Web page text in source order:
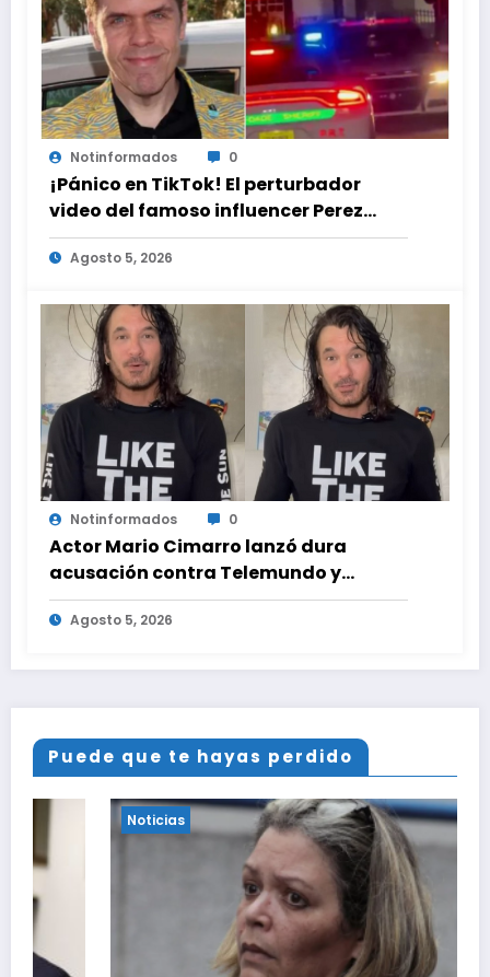
Notinformados 0
¡Pánico en TikTok! El perturbador
video del famoso influencer Perez
Hilton que obligó a sus fans a pedir
ayuda médica
Agosto 5, 2026
Notinformados 0
Actor Mario Cimarro lanzó dura
acusación contra Telemundo y
advirtió que lo que hacen en su contra
es ilegal en EEUU
Agosto 5, 2026
Puede que te hayas perdido